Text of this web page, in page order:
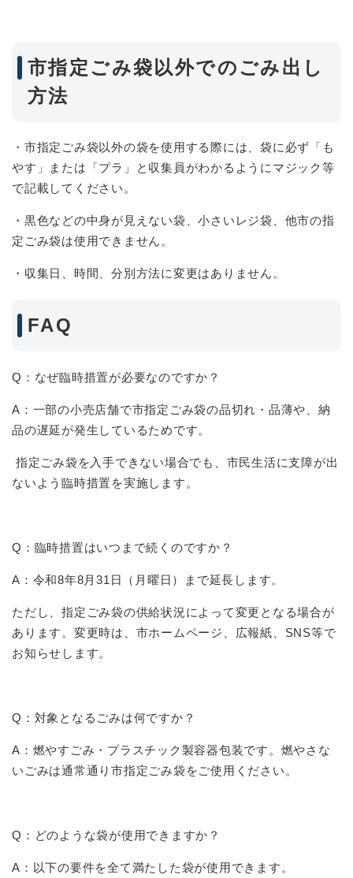
市指定ごみ袋以外でのごみ出し
方法
・市指定ごみ袋以外の袋を使用する際には、袋に必ず「も
やす」または「プラ」と収集員がわかるようにマジック等
で記載してください。
・黒色などの中身が見えない袋、小さいレジ袋、他市の指
定ごみ袋は使用できません。
・収集日、時間、分別方法に変更はありません。
FAQ
Q：なぜ臨時措置が必要なのですか？
A：一部の小売店舗で市指定ごみ袋の品切れ・品薄や、納
品の遅延が発生しているためです。
指定ごみ袋を入手できない場合でも、市民生活に支障が出
ないよう臨時措置を実施します。
Q：臨時措置はいつまで続くのですか？
A：令和8年8月31日（月曜日）まで延長します。
ただし、指定ごみ袋の供給状況によって変更となる場合が
あります。変更時は、市ホームページ、広報紙、SNS等で
お知らせします。
Q：対象となるごみは何ですか？
A：燃やすごみ・プラスチック製容器包装です。燃やさな
いごみは通常通り市指定ごみ袋をご使用ください。
Q：どのような袋が使用できますか？
A：以下の要件を全て満たした袋が使用できます。